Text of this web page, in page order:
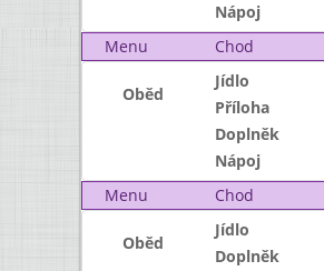
Nápoj
Menu
Chod
Oběd
Jídlo
Příloha
Doplněk
Nápoj
Menu
Chod
Oběd
Jídlo
Doplněk